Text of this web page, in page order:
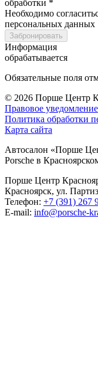
обработки *
Необходимо
персональных данных
Забронировать
Информация
обрабатывается
Обязательные поля
© 2026 Порше Центр
Правовое уведомление
Политика обработки
Карта сайта
Автосалон «Порше
Porsche в
Порше Центр
Красноярск, ул.
Телефон: +7 (391) 267
E-mail: info@porsche-